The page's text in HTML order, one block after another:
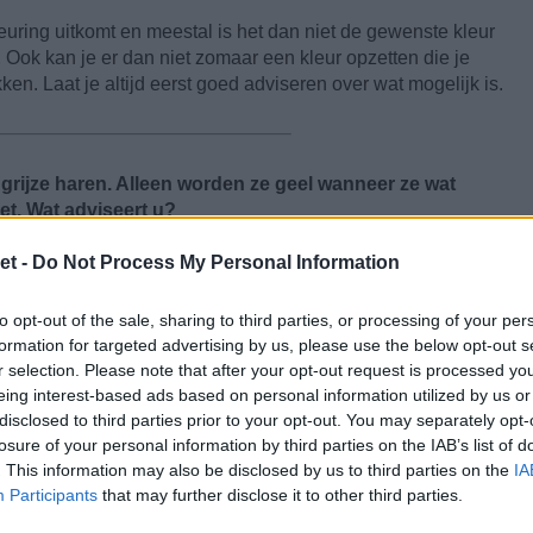
- Do Not Process My Personal Information
opt-out of the sale, sharing to third parties, or processing of your
for targeted advertising by us, please use the below opt-out
selection. Please note that after your opt-out request is processed
interest-based ads based on personal information utilized by us
to third parties prior to your opt-out. You may separately
of your personal information by third parties on the IAB’s list of
This information may also be disclosed by us to third parties on the
Participants that may further disclose it to other third parties.
uitkomt en meestal is het dan niet de gewenste kleur
kan je er dan niet zomaar een kleur opzetten die je
Laat je altijd eerst goed adviseren over wat mogelijk is.
haren. Alleen worden ze geel wanneer ze wat
Wat adviseert u?
buitenkant, roken en alle andere invloeden van buitenaf!
en conditioner kunnen gebruiken. Wanneer je deze
laat inwerken, kan hij wat intensiever werken. Mocht dit
de 4 à 6 weken een spoeling opzetten. Dit is iets
bij de kapper beter is dan het zelf te doen met een
worden door je haar veel te kleuren? Ik heb dit
of dit echt zo is.